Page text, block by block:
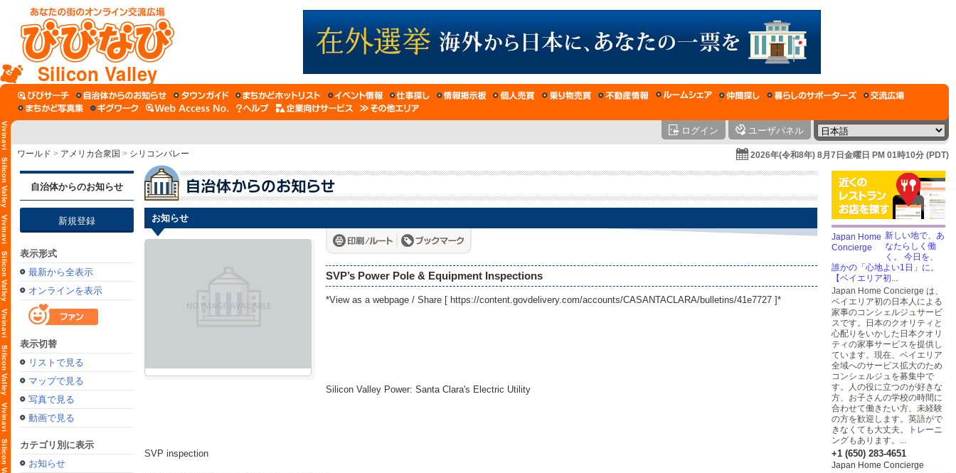
Silicon Valley
ログイン ユーザパネル
ワールド > アメリカ合衆国 > シリコンバレー 2026年(令和8年) 8月7日金曜日 PM 01時10分 (PDT)
自治体からのお知らせ
新規登録
表示形式
最新から全表示
オンラインを表示
表示切替
リストで見る
マップで見る
写真で見る
動画で見る
カテゴリ別に表示
お知らせ
お知らせ
SVP’s Power Pole & Equipment Inspections
*View as a webpage / Share [ https://content.govdelivery.com/accounts/CASANTACLARA/bulletins/41e7727 ]*
Silicon Valley Power: Santa Clara's Electric Utility
SVP inspection
新しい地で、あ
なたらしく働
く。 今日を、
誰かの「心地よい1日」に。
【ベイエリア初...
Japan Home Concierge は、
ベイエリア初の日本人による
家事のコンシェルジュサービ
スです。日本のクオリティと
心配りをいかした日本クオリ
ティの家事サービスを提供し
ています。現在、ベイエリア
全域へのサービス拡大のため
コンシェルジュを募集中で
す。人の役に立つのが好きな
方、お子さんの学校の時間に
合わせて働きたい方、未経験
の方を歓迎します。英語がで
きなくても大丈夫。トレーニ
ングもあります。...
+1 (650) 283-4651
Japan Home Concierge